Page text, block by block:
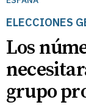
ELECCIONES
Los
grupo